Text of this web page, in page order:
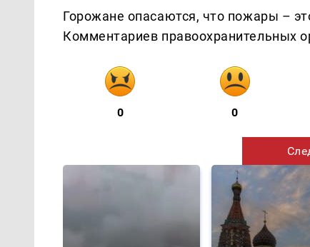
Горожане опасаются, что пожары –
Комментариев правоохранительных
0 0